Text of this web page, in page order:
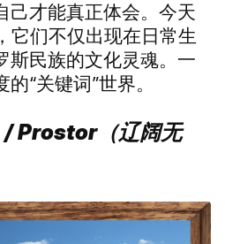
己才能真正体会。今天
它们不仅出现在日常生
斯民族的文化灵魂。一
“关键词”世界。
（辽阔无